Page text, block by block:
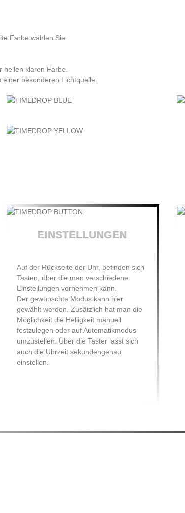
Farbe wählen Sie.
hellen klaren Farbe.
besonderen Lichtquelle.
EINSTELLUNGEN
Auf der Rückseite der Uhr, befinden sich
Tasten, über die man verschiedene
Einstellungen vornehmen kann.
Der gewünschte Modus kann hier
gewählt werden. Zusätzlich hat man die
Möglichkeit die Helligkeit manuell
festzulegen oder auf Automatikmodus
umzustellen. Über die Taster lässt sich
auch die Uhrzeit sekundengenau
einstellen.